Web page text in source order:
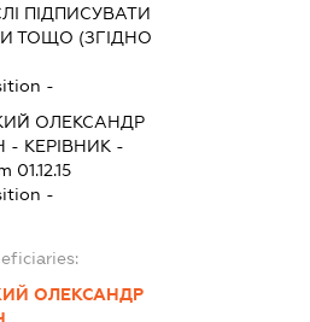
ПІДПИСУВАТИ
ТОЩО (ЗГІДНО
-
ОЛЕКСАНДР
- КЕРІВНИК -
01.12.15
-
ОЛЕКСАНДР